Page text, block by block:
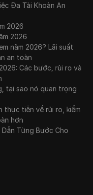
Đa Tài Khoản An
2026
2026
năm 2026? Lãi suất
an toàn
Các bước, rủi ro và
tại sao nó quan trọng
thực tiễn về rủi ro, kiểm
hơn
Từng Bước Cho